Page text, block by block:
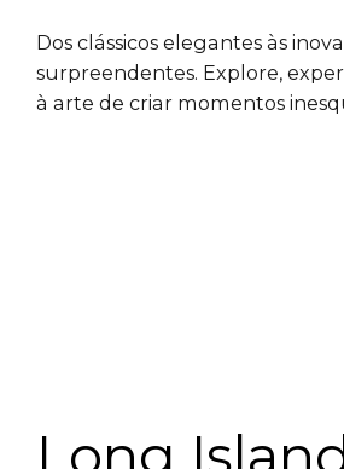
Dos clássicos elegantes às
surpreendentes. Explore,
à arte de criar momentos
Long